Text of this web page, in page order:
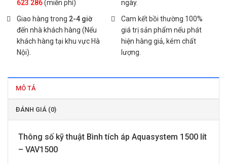
623 286(miễn phí)
ngày.
Giao hàng trong 2-4 giờ
đến nhà khách hàng (Nếu
khách hàng tại khu vực Hà
Nội).
Cam kết bồi thường 100%
giá trị sản phẩm nếu phát
hiện hàng giả, kém chất
lượng.
MÔ TẢ
ĐÁNH GIÁ (0)
Thông số kỹ thuật Bình tích áp Aquasystem 1500 lít
– VAV1500